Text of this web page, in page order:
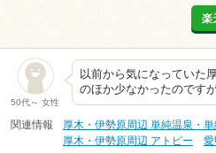
楽
50代～ 女性
以前から気になっていた
のほか少なかったのです
関連情報 厚木・伊勢原周辺 単純温泉・単
厚木・伊勢原周辺 アトピー
愛